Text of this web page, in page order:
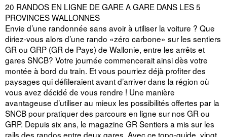
20 RANDOS EN LIGNE DE GARE A GARE DANS LES 5
PROVINCES WALLONNES
Envie d’une randonnée sans avoir à utiliser la voiture ? Que
diriez-vous alors d’une rando «zéro carbone» sur les sentiers
GR ou GRP (GR de Pays) de Wallonie, entre les arrêts et
gares SNCB? Votre journée commencerait ainsi dès votre
montée à bord du train. Et vous pourriez déjà profiter des
paysages qui défileraient avant d’arriver dans la région où
vous avez décidé de vous rendre ! Une manière
avantageuse d’utiliser au mieux les possibilités offertes par la
SNCB pour pratiquer des parcours en ligne sur nos GR ou
GRP. Depuis six ans, le magazine GR Sentiers a mis sur les
rails des randos entre deux gares. Avec ce topo-guide, vingt